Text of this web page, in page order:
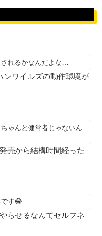
れるかなんだよな…
ンワイルズの動作環境が
ゃんと健常者じゃないん
売から結構時間経った
です😂
らせるなんてセルフネ